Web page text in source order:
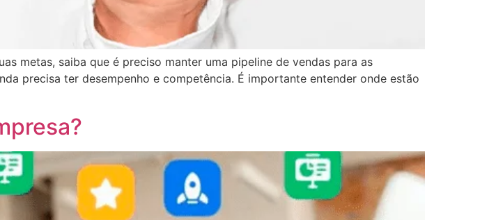
metas, saiba que é preciso manter uma pipeline de vendas para as
precisa ter desempenho e competência. É importante entender onde estão